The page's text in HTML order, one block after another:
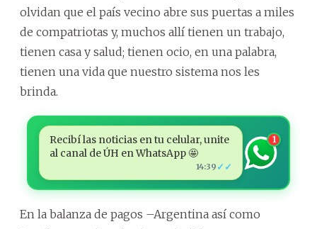
olvidan que el país vecino abre sus puertas a miles
de compatriotas y, muchos allí tienen un trabajo,
tienen casa y salud; tienen ocio, en una palabra,
tienen una vida que nuestro sistema nos les
brinda.
Recibí las noticias en tu celular, unite
al canal de ÚH en WhatsApp 🤩
14:39 ✓✓
1
En la balanza de pagos –Argentina así como